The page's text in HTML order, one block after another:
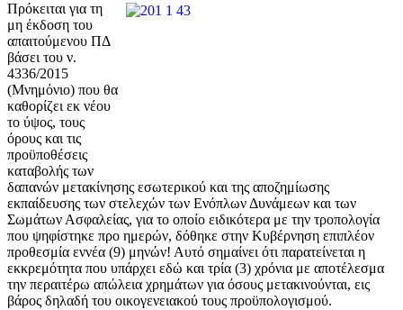
Πρόκειται για τη
μη έκδοση του
απαιτούμενου ΠΔ
βάσει του ν.
4336/2015
(Μνημόνιο) που θα
καθορίζει εκ νέου
το ύψος, τους
όρους και τις
προϋποθέσεις
καταβολής των
δαπανών μετακίνησης εσωτερικού και της αποζημίωσης
εκπαίδευσης των στελεχών των Ενόπλων Δυνάμεων και των
Σωμάτων Ασφαλείας, για το οποίο ειδικότερα με την τροπολογία
που ψηφίστηκε προ ημερών, δόθηκε στην Κυβέρνηση επιπλέον
προθεσμία εννέα (9) μηνών! Αυτό σημαίνει ότι παρατείνεται η
εκκρεμότητα που υπάρχει εδώ και τρία (3) χρόνια με αποτέλεσμα
την περαιτέρω απώλεια χρημάτων για όσους μετακινούνται, εις
βάρος δηλαδή του οικογενειακού τους προϋπολογισμού.